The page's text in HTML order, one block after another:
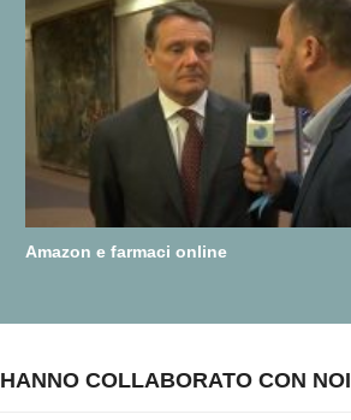
Amazon e farmaci online
HANNO COLLABORATO CON NOI